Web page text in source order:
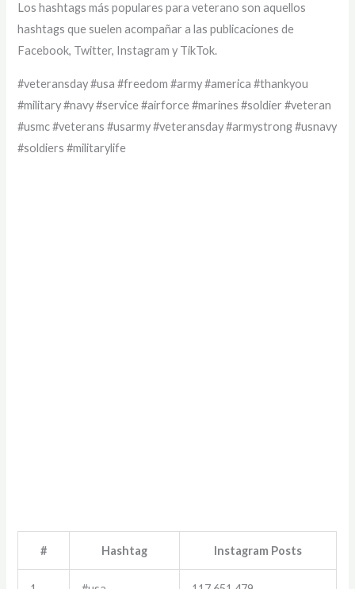
Los hashtags más populares para veterano son aquellos
hashtags que suelen acompañar a las publicaciones de
Facebook, Twitter, Instagram y TikTok.
#veteransday #usa #freedom #army #america #thankyou
#military #navy #service #airforce #marines #soldier #veteran
#usmc #veterans #usarmy #veteransday #armystrong #usnavy
#soldiers #militarylife
# Hashtag Instagram Posts